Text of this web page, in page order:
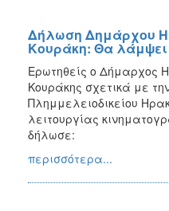
Δήλωση Δημάρχου
Κουράκη: Θα
Ερωτηθείς ο Δήμαρχος
Κουράκης σχετικά με
Πλημμελειοδικείου
λειτουργίας
δήλωσε:
περισσότερα...